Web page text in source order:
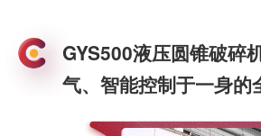
GYS500液压圆锥破碎
气、智能控制于一身的